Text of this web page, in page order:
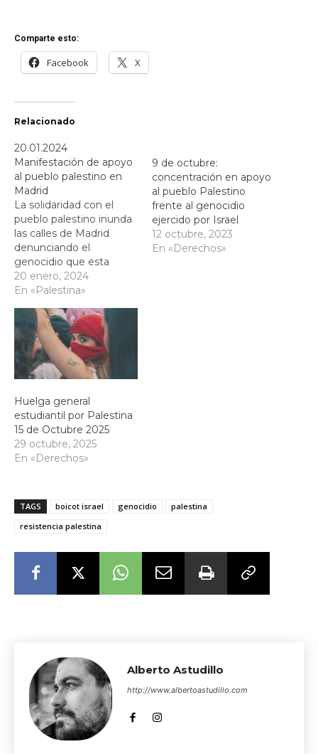
Comparte esto:
Facebook X
Relacionado
20.01.2024
Manifestación de apoyo
al pueblo palestino en
Madrid
La solidaridad con el
pueblo palestino inunda
las calles de Madrid
denunciando el
genocidio que esta
perpetrando el Estado
de Israel en la Franja de
20 enero, 2024
En «Palestina»
9 de octubre:
concentración en apoyo
al pueblo Palestino
frente al genocidio
ejercido por Israel
12 octubre, 2023
En «Derechos»
Huelga general
estudiantil por Palestina
15 de Octubre 2025
29 octubre, 2025
En «Derechos»
TAGS boicot israel genocidio
palestina
resistencia palestina
Alberto Astudillo
http://www.albertoastudillo.com